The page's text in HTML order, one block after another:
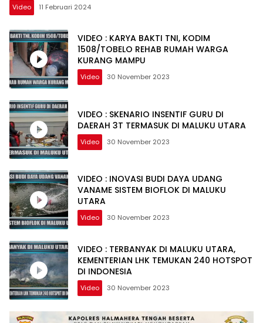
Video 11 Februari 2024
VIDEO : KARYA BAKTI TNI, KODIM
1508/TOBELO REHAB RUMAH WARGA
KURANG MAMPU
Video 30 November 2023
VIDEO : SKENARIO INSENTIF GURU DI
DAERAH 3T TERMASUK DI MALUKU UTARA
Video 30 November 2023
VIDEO : INOVASI BUDI DAYA UDANG
VANAME SISTEM BIOFLOK DI MALUKU
UTARA
Video 30 November 2023
VIDEO : TERBANYAK DI MALUKU UTARA,
KEMENTERIAN LHK TEMUKAN 240 HOTSPOT
DI INDONESIA
Video 30 November 2023